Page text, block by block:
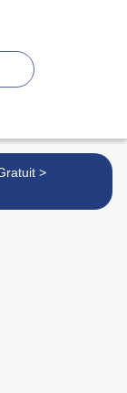
Gratuit >